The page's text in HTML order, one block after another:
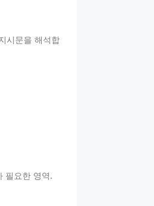
시문을 해석합
필요한 영역.